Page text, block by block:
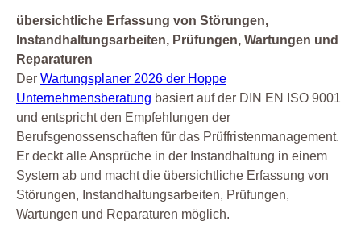
übersichtliche Erfassung von Störungen,
Instandhaltungsarbeiten, Prüfungen, Wartungen und
Reparaturen
Der Wartungsplaner 2026 der Hoppe
Unternehmensberatung basiert auf der DIN EN ISO 9001
und entspricht den Empfehlungen der
Berufsgenossenschaften für das Prüffristenmanagement.
Er deckt alle Ansprüche in der Instandhaltung in einem
System ab und macht die übersichtliche Erfassung von
Störungen, Instandhaltungsarbeiten, Prüfungen,
Wartungen und Reparaturen möglich.